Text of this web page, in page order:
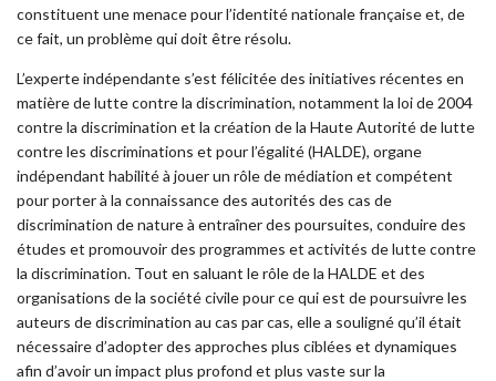
constituent une menace pour l’identité nationale française et, de
ce fait, un problème qui doit être résolu.
L’experte indépendante s’est félicitée des initiatives récentes en
matière de lutte contre la discrimination, notamment la loi de 2004
contre la discrimination et la création de la Haute Autorité de lutte
contre les discriminations et pour l’égalité (HALDE), organe
indépendant habilité à jouer un rôle de médiation et compétent
pour porter à la connaissance des autorités des cas de
discrimination de nature à entraîner des poursuites, conduire des
études et promouvoir des programmes et activités de lutte contre
la discrimination. Tout en saluant le rôle de la HALDE et des
organisations de la société civile pour ce qui est de poursuivre les
auteurs de discrimination au cas par cas, elle a souligné qu’il était
nécessaire d’adopter des approches plus ciblées et dynamiques
afin d’avoir un impact plus profond et plus vaste sur la